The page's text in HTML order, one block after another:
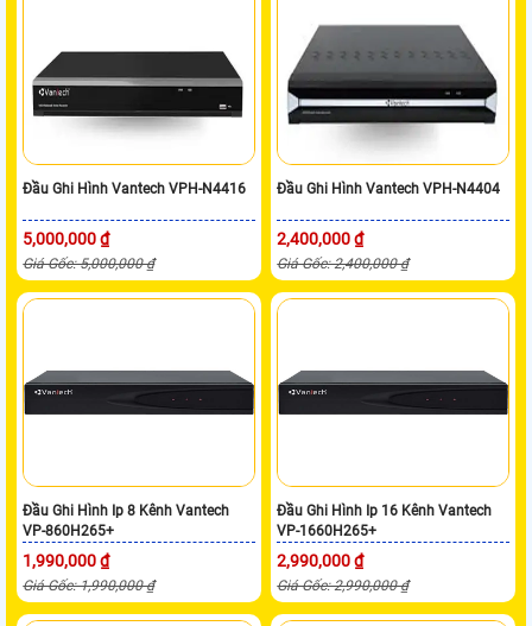
Đầu Ghi Hình Vantech VPH-N4416
5,000,000 ₫
Giá Gốc: 5,000,000 ₫
Đầu Ghi Hình Vantech VPH-N4404
2,400,000 ₫
Giá Gốc: 2,400,000 ₫
Đầu Ghi Hình Ip 8 Kênh Vantech
VP-860H265+
1,990,000 ₫
Giá Gốc: 1,990,000 ₫
Đầu Ghi Hình Ip 16 Kênh Vantech
VP-1660H265+
2,990,000 ₫
Giá Gốc: 2,990,000 ₫